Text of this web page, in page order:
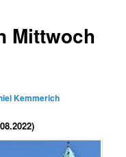
Mittwoch
Kemmerich